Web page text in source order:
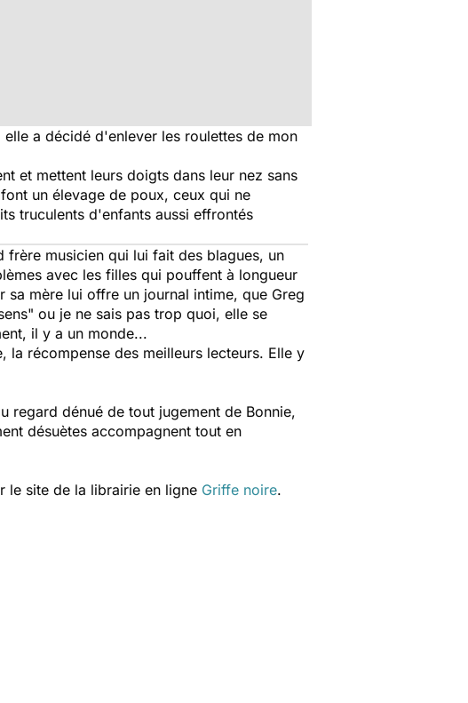
a décidé d'enlever les roulettes de mon
et mettent leurs doigts dans leur nez sans
un élevage de poux, ceux qui ne
truculents d'enfants aussi effrontés
frère musicien qui lui fait des blagues, un
avec les filles qui pouffent à longueur
mère lui offre un journal intime, que Greg
ou je ne sais pas trop quoi, elle se
il y a un monde...
récompense des meilleurs lecteurs. Elle y
regard dénué de tout jugement de Bonnie,
désuètes accompagnent tout en
le site de la librairie en ligne Griffe noire.